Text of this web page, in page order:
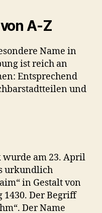
A-Z
Name in
ist reich an
Entsprechend
und
am 23. April
urkundlich
in Gestalt von
1430. Der Begriff
Der Name